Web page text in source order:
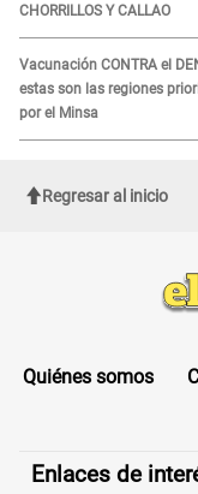
CHORRILLOS Y CALLAO
Vacunación CONTRA el
estas son las regiones
por el Minsa
Regresar al inicio
Quiénes somos
Enlaces de